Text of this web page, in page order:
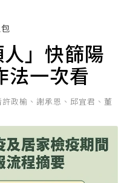
」快篩陽
法一次看
政榆、謝承恩、邱宜君、董